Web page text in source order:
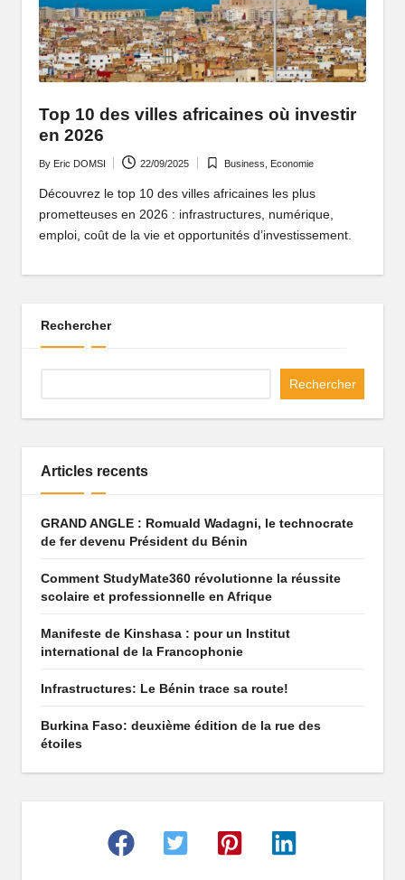
P
o
rt
ai
u
n
A
q
ai
v
Top 10 des villes africaines où investir
en 2026
Posted
by
By Eric DOMSI 22/09/2025
Posted
in
Business Economie
Découvrez le top 10 des villes africaines les plus
prometteuses en 2026 : infrastructures, numérique,
emploi, coût de la vie et opportunités d’investissement.
Rechercher
Rechercher
Articles recents
GRAND ANGLE : Romuald Wadagni, le technocrate
de fer devenu Président du Bénin
Comment StudyMate360 révolutionne la réussite
scolaire et professionnelle en Afrique
Manifeste de Kinshasa : pour un Institut
international de la Francophonie
Infrastructures: Le Bénin trace sa route!
Burkina Faso: deuxième édition de la rue des
étoiles